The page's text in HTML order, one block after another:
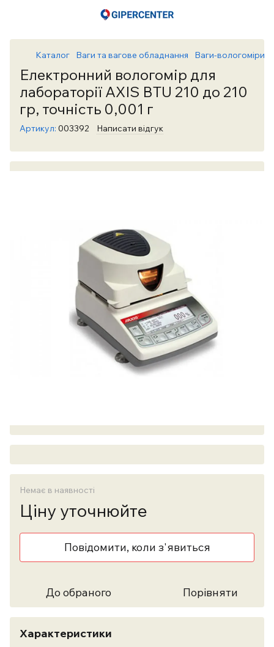
Каталог Ваги та вагове обладнання Ваги-вологоміри
Електронний вологомір для
лабораторії AXIS BTU 210 до 210
гр, точність 0,001 г
Артикул: 003392 Написати відгук
Немає в наявності
Ціну уточнюйте
Повідомити, коли з'явиться
До обраного Порівняти
Характеристики